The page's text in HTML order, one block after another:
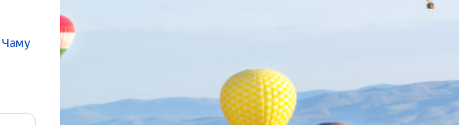
Чаму